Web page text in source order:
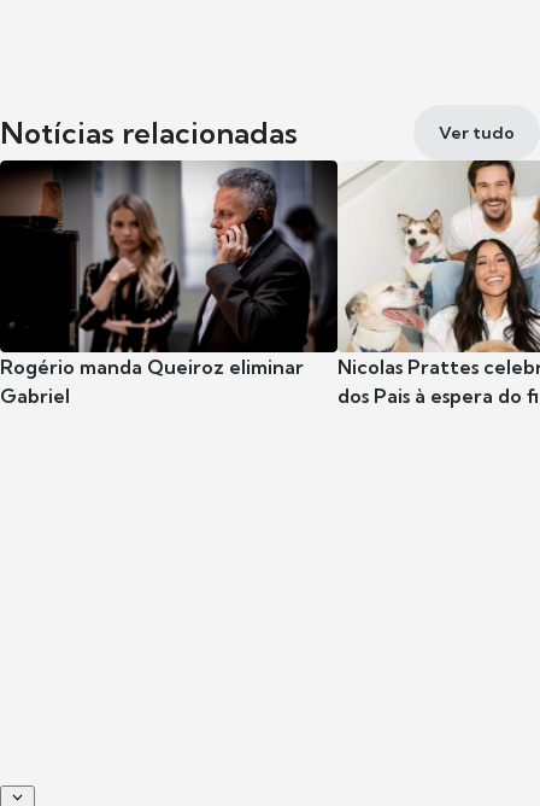
Notícias relacionadas Ver tudo
Rogério manda Queiroz eliminar
Gabriel
Nicolas Prattes
dos Pais à espera do